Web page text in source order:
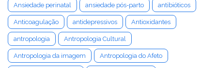
Ansiedade perinatal ansiedade pós-parto antibióticos
Anticoagulação antidepressivos Antioxidantes
antropologia Antropologia Cultural
Antropologia da imagem Antropologia do Afeto